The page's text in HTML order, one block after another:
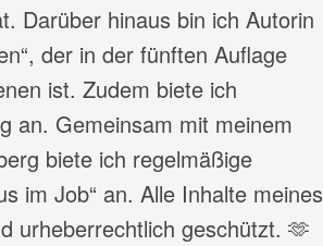
Darüber hinaus bin ich Autorin
der in der fünften Auflage
ist. Zudem biete ich
an. Gemeinsam mit meinem
biete ich regelmäßige
im Job“ an. Alle Inhalte meines
urheberrechtlich geschützt. 🫶